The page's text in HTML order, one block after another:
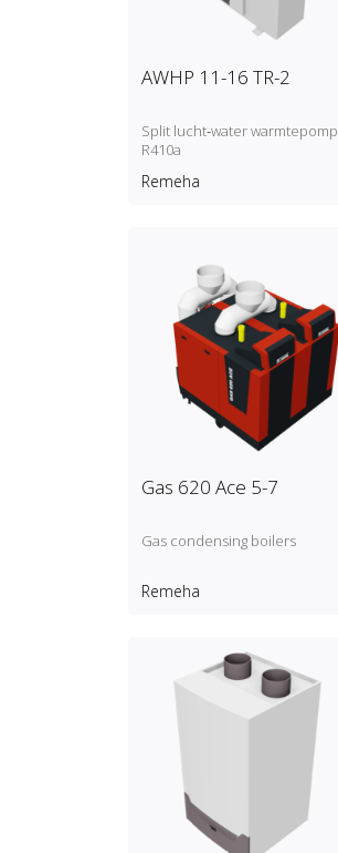
AWHP 11-16 TR-2
Split lucht‑water warmtepomp
R410a
Remeha
Gas 620 Ace 5-7
Gas condensing boilers
Remeha